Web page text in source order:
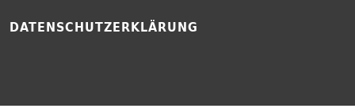
DATENSCHUTZERKLÄRUNG